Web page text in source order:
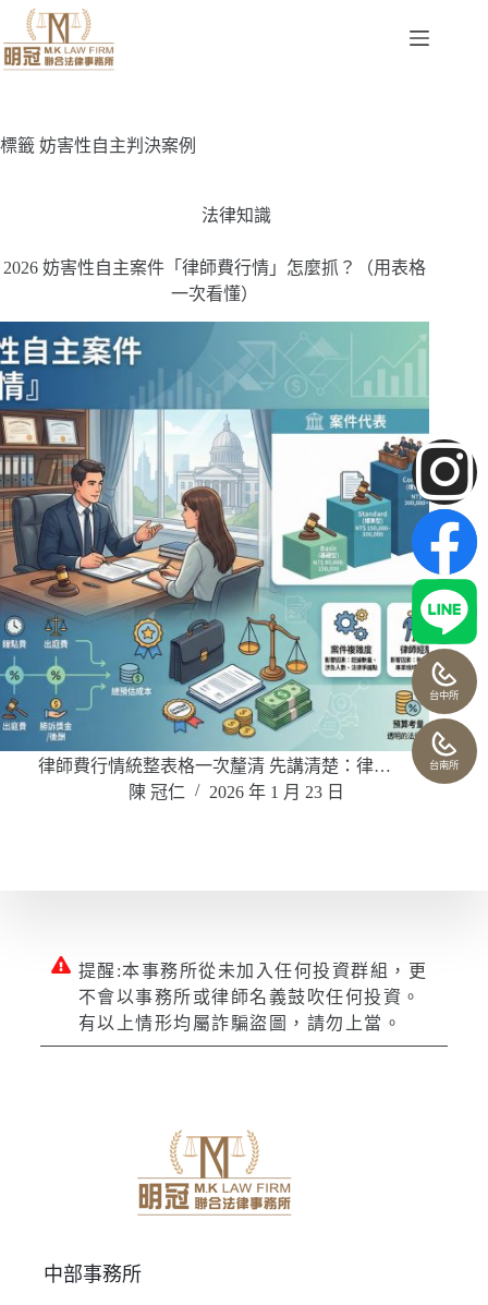
標籤 妨害性自主判決案例
法律知識
2026 妨害性自主案件「律師費行情」怎麼抓？（用表格
一次看懂）
律師費行情統整表格一次釐清 先講清楚：律…
陳 冠仁
2026 年 1 月 23 日
提醒:本事務所從未加入任何投資群組，更
不會以事務所或律師名義鼓吹任何投資。
有以上情形均屬詐騙盜圖，請勿上當。
台中所
台南所
中部事務所